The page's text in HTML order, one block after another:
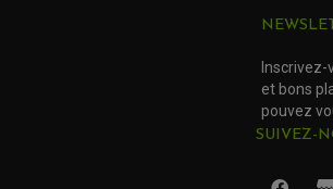
Inscrivez-
et bons
pouvez
SUIVEZ-